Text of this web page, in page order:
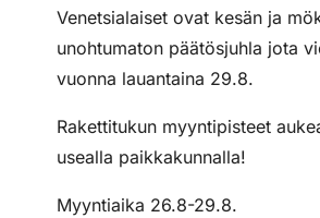
Venetsialaiset ovat kesän ja
unohtumaton päätösjuhla jota
vuonna lauantaina 29.8.
Rakettitukun myyntipisteet
usealla paikkakunnalla!
Myyntiaika 26.8-29.8.